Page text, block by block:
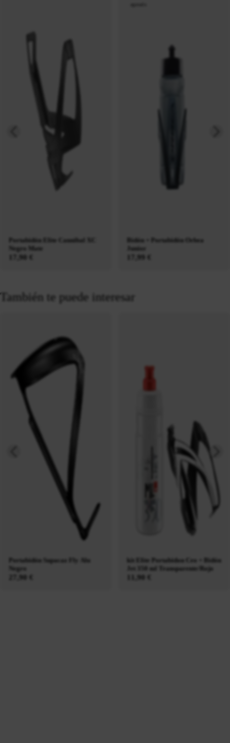
Portabidón Elite Cannibal XC
Negro Mate
Bidón + Portabidón Orbea
Junior
También te puede interesar
Portabidón Supacaz Fly Alu
Negro
kit Elite Portabidon Ceo + Bidón
Jet 350 ml Transparente/Rojo